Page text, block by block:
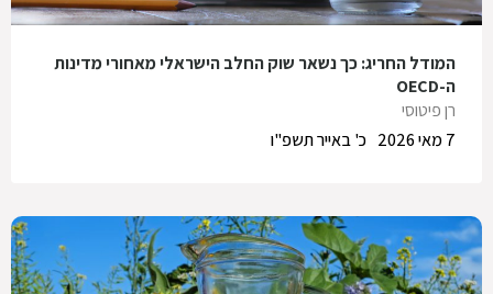
המודל החריג: כך נשאר שוק החלב הישראלי מאחורי מדינות
ה-OECD
רן פיטוסי
כ' באייר תשפ"ו
7 מאי 2026